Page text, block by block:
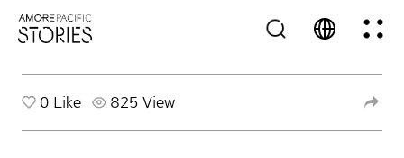
0 Like 825 View